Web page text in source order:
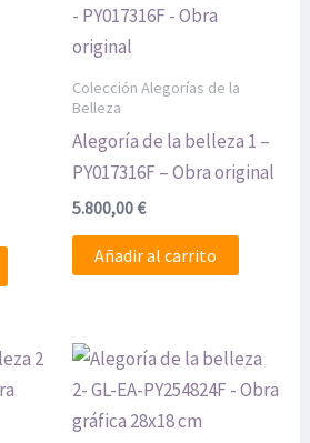
Colección Alegorías de la
Belleza
Alegoría de la belleza 1 –
PY017316F – Obra original
5.800,00€
Añadir al carrito